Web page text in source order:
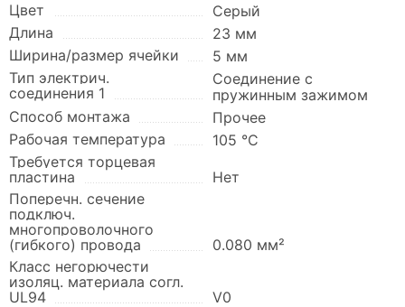
Цвет
Серый
Длина
23 мм
Ширина/размер ячейки
5 мм
Тип электрич.
соединения 1
Соединение с
пружинным зажимом
Способ монтажа
Прочее
Рабочая температура
105 °C
Требуется торцевая
пластина
Нет
Поперечн. сечение
подключ.
многопроволочного
(гибкого) провода
0.080 мм²
Класс негорючести
изоляц. материала согл.
UL94
V0